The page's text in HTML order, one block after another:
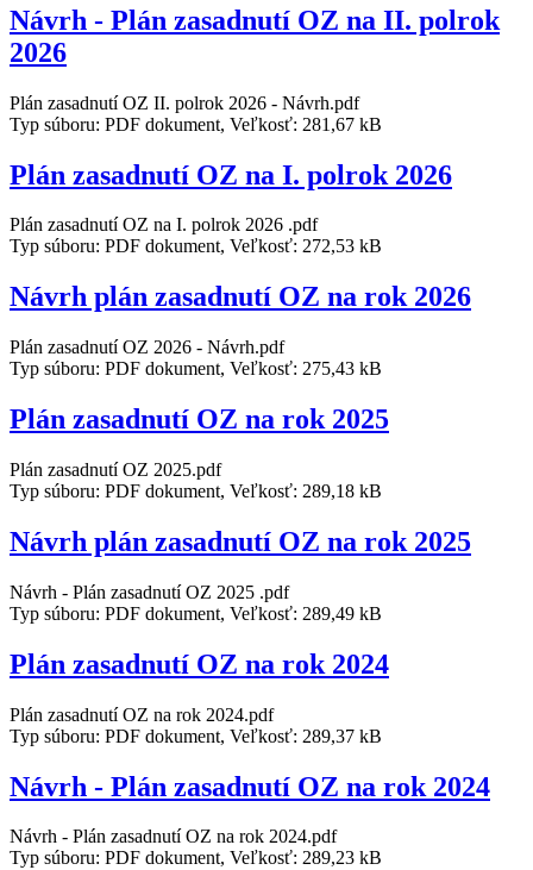
Návrh - Plán zasadnutí OZ na II. polrok
2026
Plán zasadnutí OZ II. polrok 2026 - Návrh.pdf
Typ súboru: PDF dokument, Veľkosť: 281,67 kB
Plán zasadnutí OZ na I. polrok 2026
Plán zasadnutí OZ na I. polrok 2026 .pdf
Typ súboru: PDF dokument, Veľkosť: 272,53 kB
Návrh plán zasadnutí OZ na rok 2026
Plán zasadnutí OZ 2026 - Návrh.pdf
Typ súboru: PDF dokument, Veľkosť: 275,43 kB
Plán zasadnutí OZ na rok 2025
Plán zasadnutí OZ 2025.pdf
Typ súboru: PDF dokument, Veľkosť: 289,18 kB
Návrh plán zasadnutí OZ na rok 2025
Návrh - Plán zasadnutí OZ 2025 .pdf
Typ súboru: PDF dokument, Veľkosť: 289,49 kB
Plán zasadnutí OZ na rok 2024
Plán zasadnutí OZ na rok 2024.pdf
Typ súboru: PDF dokument, Veľkosť: 289,37 kB
Návrh - Plán zasadnutí OZ na rok 2024
Návrh - Plán zasadnutí OZ na rok 2024.pdf
Typ súboru: PDF dokument, Veľkosť: 289,23 kB